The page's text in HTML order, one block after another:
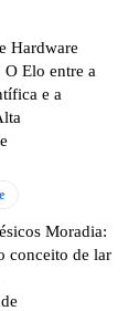
Hardware
Elo entre a
e a
Moradia:
conceito de lar